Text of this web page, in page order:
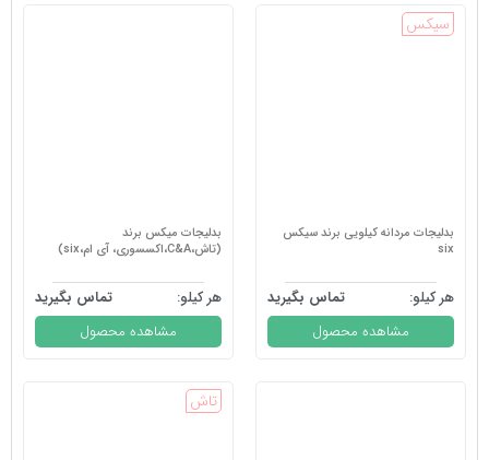
سیکس
بدلیجات مردانه کیلویی برند سیکس
six
هر کیلو:
تماس بگیرید
مشاهده محصول
بدلیجات میکس برند
(تاش،C&A،اکسسوری، آی ام،six)
هر کیلو:
تماس بگیرید
مشاهده محصول
تاش